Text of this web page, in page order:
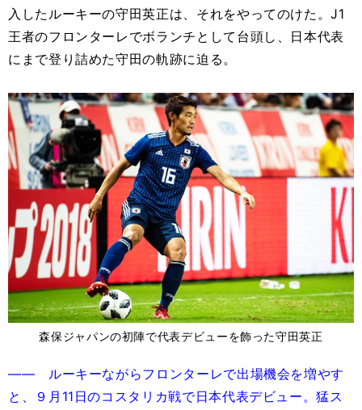
入したルーキーの守田英正は、それをやってのけた。J1
王者のフロンターレでボランチとして台頭し、日本代表
にまで登り詰めた守田の軌跡に迫る。
森保ジャパンの初陣で代表デビューを飾った守田英正
―― ルーキーながらフロンターレで出場機会を増やす
と、９月11日のコスタリカ戦で日本代表デビュー。猛ス